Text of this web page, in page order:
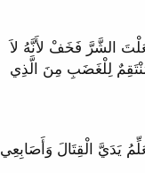
الشَّرَّ فَخَفْ لأَنَّهُ لاَ
لِلْغَضَبِ مِنَ الَّذِي
يَدَيَّ الْقِتَالَ وَأَصَابِعِي